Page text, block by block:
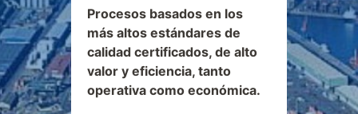
Procesos basados en los
más altos estándares de
calidad certificados, de alto
valor y eficiencia, tanto
operativa como económica.